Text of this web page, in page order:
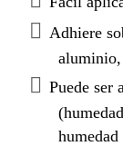
Adhiere
Puede ser